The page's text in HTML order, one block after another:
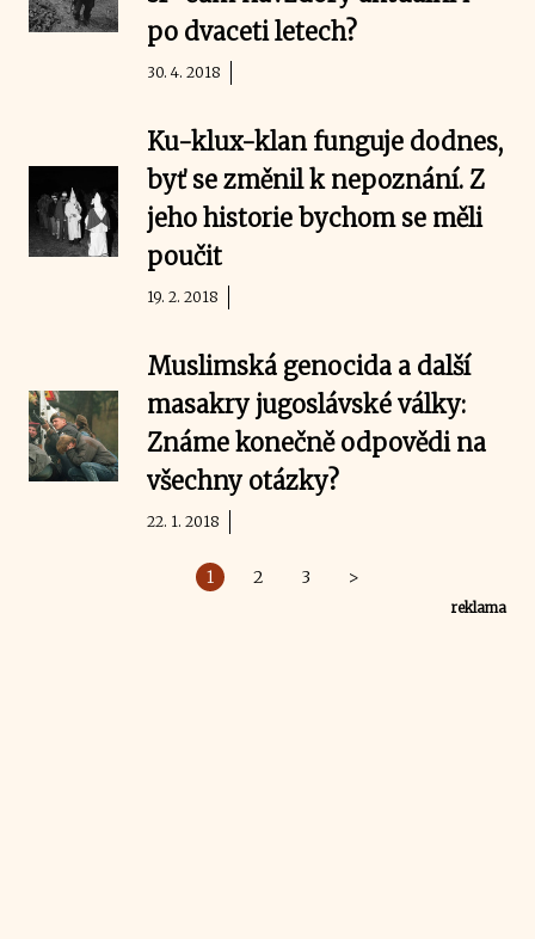
po dvaceti letech?
30. 4. 2018
Ku-klux-klan funguje dodnes,
byť se změnil k nepoznání. Z
jeho historie bychom se měli
poučit
19. 2. 2018
Muslimská genocida a další
masakry jugoslávské války:
Známe konečně odpovědi na
všechny otázky?
22. 1. 2018
1 2 3 >
reklama